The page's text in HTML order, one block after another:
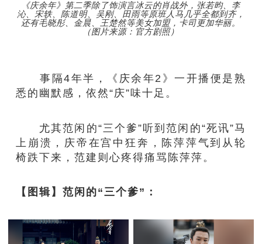
《庆余年》第二季除了饰演言冰云的肖战外，张若昀、李
沁、宋轶、陈道明、吴刚、田雨等原班人马几乎全都到齐，
还有毛晓彤、金晨、王楚然等美女加盟，卡司更加华丽。
（图片来源：官方剧照）
事隔4年半，《庆余年2》一开播便是熟
悉的幽默感，依然“庆”味十足。
尤其范闲的“三个爹”听到范闲的“死讯”马
上崩溃，庆帝在宫中狂奔，陈萍萍气到从轮
椅跌下来，范建则心疼得痛骂陈萍萍。
【图辑】范闲的“三个爹”：